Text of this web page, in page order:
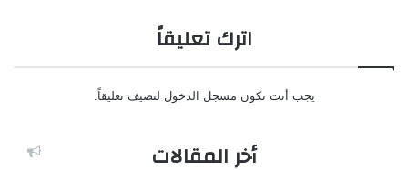
اترك تعليقاً
يجب أنت تكون مسجل الدخول لتضيف تعليقاً.
أخر المقالات